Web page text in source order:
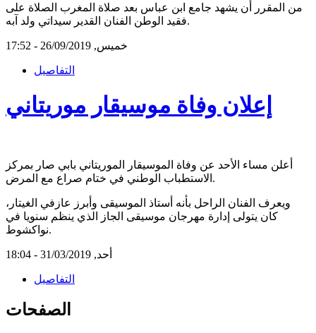
من المقرر أن يشهد جامع ابن عباس بعد صلاة المغرب الصلاة على
فقيد الوطن الفنان القدير سيداتي ولد آبه.
خميس, 26/09/2019 - 17:52
التفاصيل
إعلان وفاة موسيقار موريتاني
أعلن مساء الأحد عن وفاة الموسيقار الموريتاني بابي صار بمركز
الاستطباب الوطني في ختام صراع مع المرض.
ويعرف الفنان الراحل بأنه أستاذ الموسيقى وأبرز عازفي الغيتار،
كان يتولى إدارة مهرجان موسيقى الجاز الذي ينظم سنويا في
نواكشوط.
أحد, 31/03/2019 - 18:04
التفاصيل
الصفحات